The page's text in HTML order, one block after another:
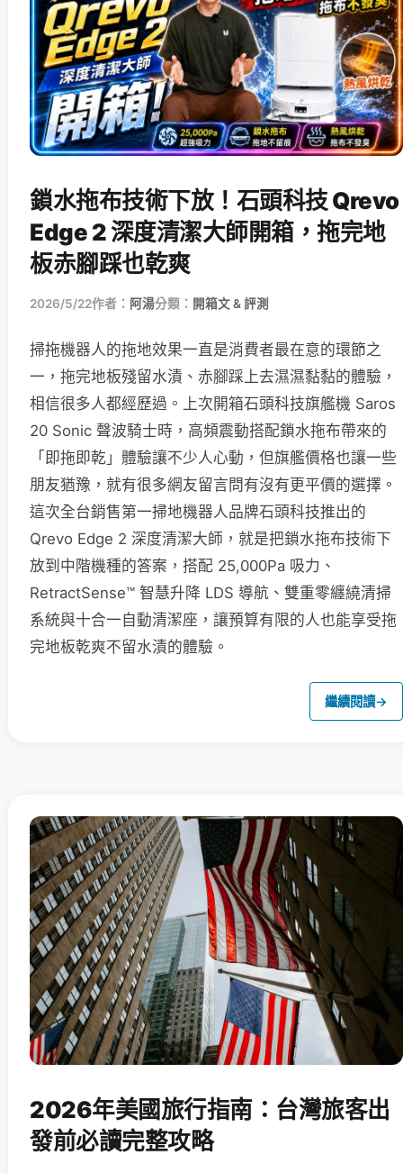
鎖水拖布技術下放！石頭科技 Qrevo
Edge 2 深度清潔大師開箱，拖完地
板赤腳踩也乾爽
2026/5/22作者： 阿湯分類： 開箱文 & 評測
掃拖機器人的拖地效果一直是消費者最在意的環節之
一，拖完地板殘留水漬、赤腳踩上去濕濕黏黏的體驗，
相信很多人都經歷過。上次開箱石頭科技旗艦機 Saros
20 Sonic 聲波騎士時，高頻震動搭配鎖水拖布帶來的
「即拖即乾」體驗讓不少人心動，但旗艦價格也讓一些
朋友猶豫，就有很多網友留言問有沒有更平價的選擇。
這次全台銷售第一掃地機器人品牌石頭科技推出的
Qrevo Edge 2 深度清潔大師，就是把鎖水拖布技術下
放到中階機種的答案，搭配 25,000Pa 吸力、
RetractSense™ 智慧升降 LDS 導航、雙重零纏繞清掃
系統與十合一自動清潔座，讓預算有限的人也能享受拖
完地板乾爽不留水漬的體驗。
繼續閱讀→
2026年美國旅行指南：台灣旅客出
發前必讀完整攻略